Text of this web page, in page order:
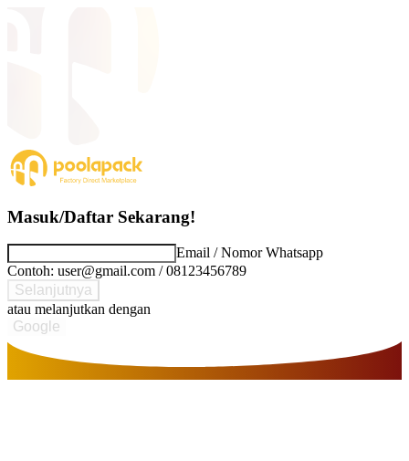
Masuk/Daftar Sekarang!
Email / Nomor Whatsapp
Contoh: user@gmail.com / 08123456789
Selanjutnya
atau melanjutkan dengan
Google